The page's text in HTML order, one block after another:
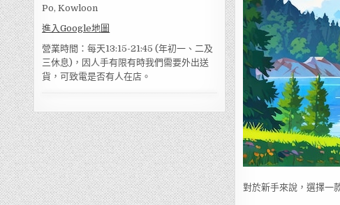
Po, Kowloon
進入Google地圖
營業時間：每天13:15-21:45 (年初一、二及
三休息)，因人手有限有時我們需要外出送
貨，可致電是否有人在店。
對於新手來說，選擇一